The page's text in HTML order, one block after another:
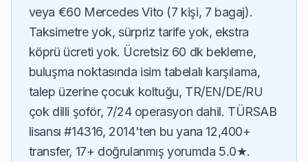
veya €60 Mercedes Vito (7 kişi, 7 bagaj).
Taksimetre yok, sürpriz tarife yok, ekstra
köprü ücreti yok. Ücretsiz 60 dk bekleme,
buluşma noktasında isim tabelalı karşılama,
talep üzerine çocuk koltuğu, TR/EN/DE/RU
çok dilli şoför, 7/24 operasyon dahil. TÜRSAB
lisansı #14316, 2014'ten bu yana 12,400+
transfer, 17+ doğrulanmış yorumda 5.0★.